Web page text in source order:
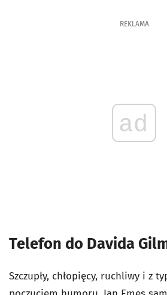
REKLAMA
ad
Telefon do Davida
Szczupły, chłopięcy, ruchliwy i z